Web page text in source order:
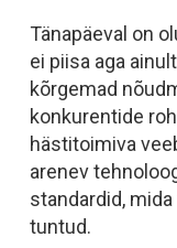
Tänapäeval on
ei piisa aga
kõrgemad
konkurentide
hästitoimiva
arenev
standardid,
tuntud.